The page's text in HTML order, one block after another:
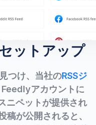
ットアップ
つけ、当社のRSSジ
アカウントに
ニペットが提供され
稿が公開されると、